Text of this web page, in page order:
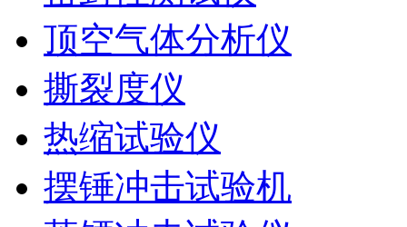
顶空气体分析仪
撕裂度仪
热缩试验仪
摆锤冲击试验机